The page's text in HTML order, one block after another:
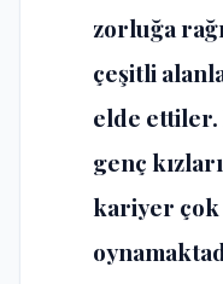
zorluğa
çeşitli
elde
genç
kariyer